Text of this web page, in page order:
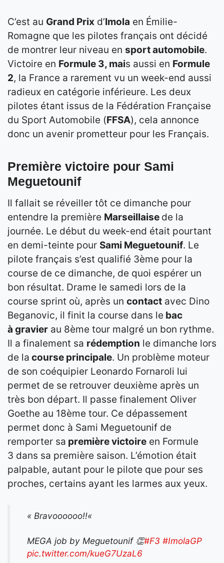
C’est au Grand Prix d’Imola en Émilie-
Romagne que les pilotes français ont décidé
de montrer leur niveau en sport automobile.
Victoire en Formule 3, mais aussi en Formule
2, la France a rarement vu un week-end aussi
radieux en catégorie inférieure. Les deux
pilotes étant issus de la Fédération Française
du Sport Automobile (FFSA), cela annonce
donc un avenir prometteur pour les Français.
Première victoire pour Sami
Meguetounif
Il fallait se réveiller tôt ce dimanche pour
entendre la première Marseillaise de la
journée. Le début du week-end était pourtant
en demi-teinte pour Sami Meguetounif. Le
pilote français s’est qualifié 3ème pour la
course de ce dimanche, de quoi espérer un
bon résultat. Drame le samedi lors de la
course sprint où, après un contact avec Dino
Beganovic, il finit la course dans le bac
à gravier au 8ème tour malgré un bon rythme.
Il a finalement sa rédemption le dimanche lors
de la course principale. Un problème moteur
de son coéquipier Leonardo Fornaroli lui
permet de se retrouver deuxième après un
très bon départ. Il passe finalement Oliver
Goethe au 18ème tour. Ce dépassement
permet donc à Sami Meguetounif de
remporter sa première victoire en Formule
3 dans sa première saison. L’émotion était
palpable, autant pour le pilote que pour ses
proches, certains ayant les larmes aux yeux.
« Bravoooooo!!«
MEGA job by Meguetounif 👏#F3 #ImolaGP
pic.twitter.com/kueG7UzaL6